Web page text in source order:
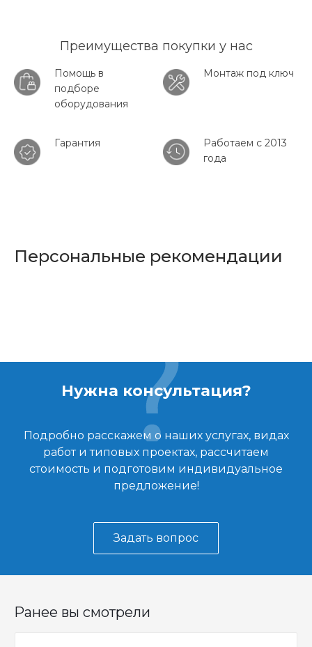
Преимущества покупки у нас
Помощь в
подборе
оборудования
Монтаж под ключ
Гарантия
Работаем с 2013
года
Персональные рекомендации
Нужна консультация?
Подробно расскажем о наших услугах, видах
работ и типовых проектах, рассчитаем
стоимость и подготовим индивидуальное
предложение!
Задать вопрос
Ранее вы смотрели